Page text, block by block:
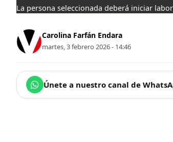
La persona seleccionada deberá iniciar
Carolina Farfán Endara
martes, 3 febrero 2026 - 14:46
Únete a nuestro canal de